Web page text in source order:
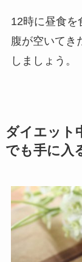
12時に昼食を
腹が空いてき
しましょう。
ダイエット
でも手に入